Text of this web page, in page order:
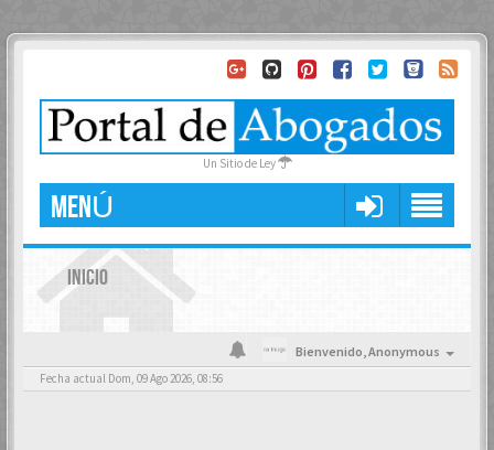
Un Sitio de Ley
MENÚ
INICIO
Bienvenido,Anonymous
Fecha actual Dom, 09 Ago 2026, 08:56